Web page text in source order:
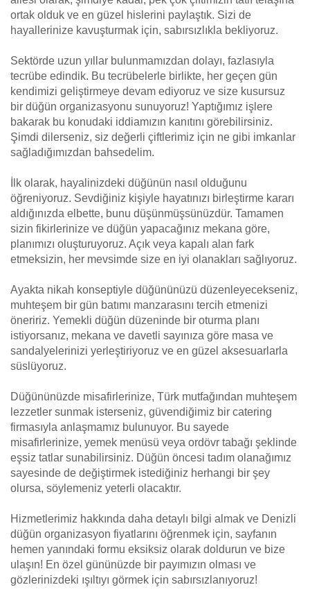
ortak olduk ve en güzel hislerini paylaştık. Sizi de
hayallerinize kavuşturmak için, sabırsızlıkla bekliyoruz.
Sektörde uzun yıllar bulunmamızdan dolayı, fazlasıyla
tecrübe edindik. Bu tecrübelerle birlikte, her geçen gün
kendimizi geliştirmeye devam ediyoruz ve size kusursuz
bir düğün organizasyonu sunuyoruz! Yaptığımız işlere
bakarak bu konudaki iddiamızın kanıtını görebilirsiniz.
Şimdi dilerseniz, siz değerli çiftlerimiz için ne gibi imkanlar
sağladığımızdan bahsedelim.
İlk olarak, hayalinizdeki düğünün nasıl olduğunu
öğreniyoruz. Sevdiğiniz kişiyle hayatınızı birleştirme kararı
aldığınızda elbette, bunu düşünmüşsünüzdür. Tamamen
sizin fikirlerinize ve düğün yapacağınız mekana göre,
planımızı oluşturuyoruz. Açık veya kapalı alan fark
etmeksizin, her mevsimde size en iyi olanakları sağlıyoruz.
Ayakta nikah konseptiyle düğününüzü düzenleyecekseniz,
muhteşem bir gün batımı manzarasını tercih etmenizi
öneririz. Yemekli düğün düzeninde bir oturma planı
istiyorsanız, mekana ve davetli sayınıza göre masa ve
sandalyelerinizi yerleştiriyoruz ve en güzel aksesuarlarla
süslüyoruz.
Düğününüzde misafirlerinize, Türk mutfağından muhteşem
lezzetler sunmak isterseniz, güvendiğimiz bir catering
firmasıyla anlaşmamız bulunuyor. Bu sayede
misafirlerinize, yemek menüsü veya ordövr tabağı şeklinde
eşsiz tatlar sunabilirsiniz. Düğün öncesi tadım olanağımız
sayesinde de değiştirmek istediğiniz herhangi bir şey
olursa, söylemeniz yeterli olacaktır.
Hizmetlerimiz hakkında daha detaylı bilgi almak ve Denizli
düğün organizasyon fiyatlarını öğrenmek için, sayfanın
hemen yanındaki formu eksiksiz olarak doldurun ve bize
ulaşın! En özel gününüzde bir payımızın olması ve
gözlerinizdeki ışıltıyı görmek için sabırsızlanıyoruz!